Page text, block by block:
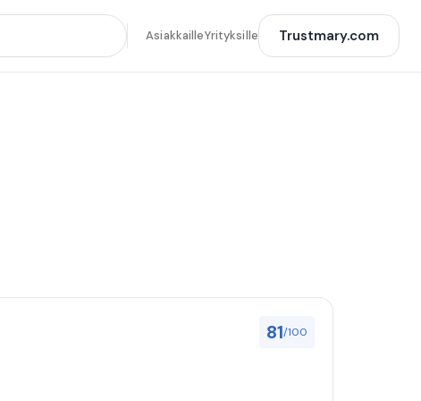
AsiakkailleYrityksille Trustmary.com
81/100